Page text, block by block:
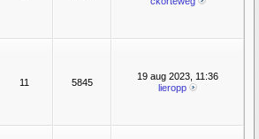
11 5845
19 aug 2023, 11:36
lieropp